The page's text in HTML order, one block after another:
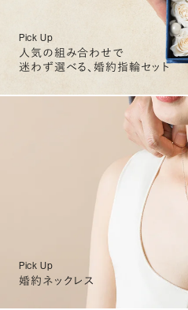
Pick Up
人気の組み合わせで
迷わず選べる、婚約指輪セット
Pick Up
婚約ネックレス